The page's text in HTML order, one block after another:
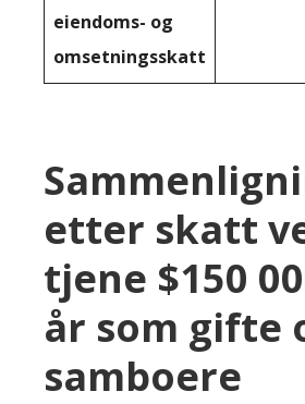
eiendoms- og
omsetningsskatt
etter skatt
tjene $150
år som gifte
samboere